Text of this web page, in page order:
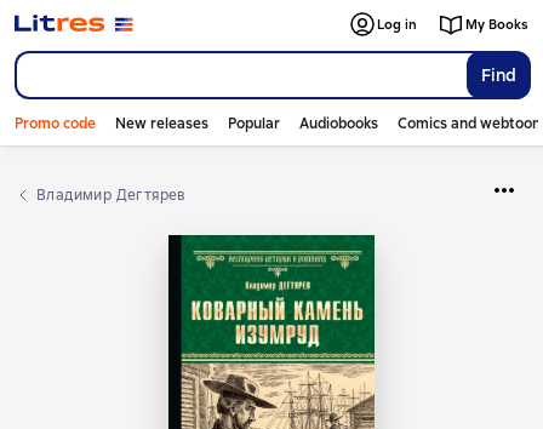
Find
Log in My Books
Promo code New releases Popular Audiobooks Comics and
Владимир Дегтярев